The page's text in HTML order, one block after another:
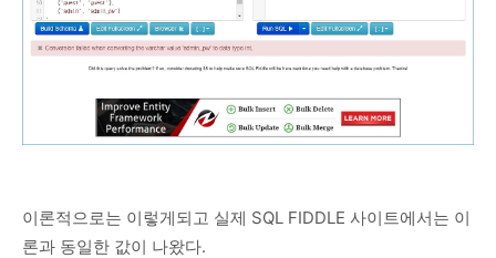
이론적으로는 이렇게되고 실제 SQL FIDDLE 사이트에서는 이
론과 동일한 값이 나왔다.